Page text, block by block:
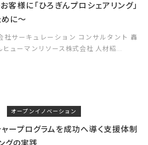
客様に「ひろぎんプロシェアリング」
に〜
社サーキュレーション コンサルタント 轟
ューマンリソース株式会社 人材紹...
オープンイノベーション
ープログラムを成功へ導く支援体制